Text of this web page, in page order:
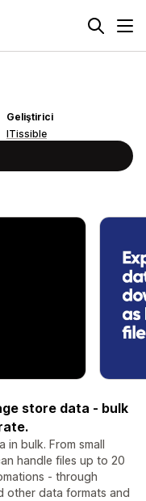
Geliştirici
ITissible
store data - bulk
bulk. From small
handle files up to 20
- through
other data formats and